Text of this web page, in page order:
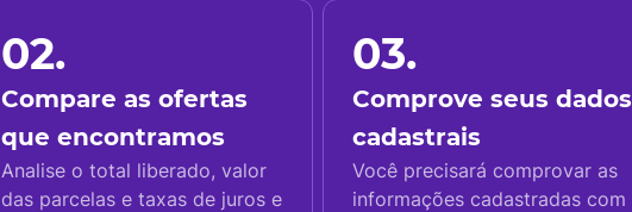
02.
Compare as ofertas
que encontramos
Analise o total liberado, valor
das parcelas e taxas de juros e
03.
Comprove seus dados
cadastrais
Você precisará comprovar as
informações cadastradas com